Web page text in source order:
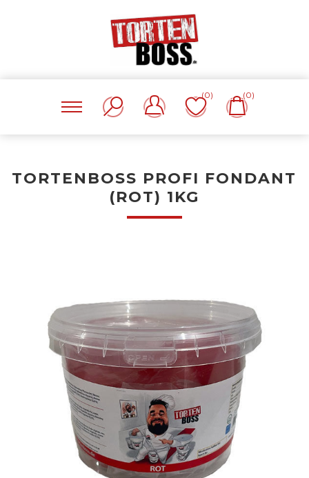
(0) (0)
TORTENBOSS PROFI FONDANT
(ROT) 1KG